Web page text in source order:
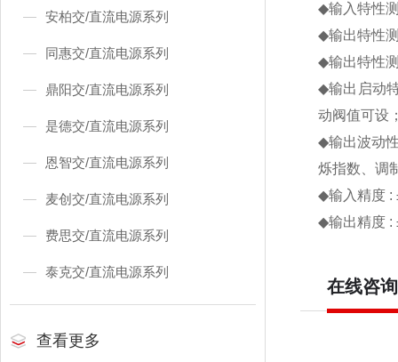
安柏交/直流电源系列
同惠交/直流电源系列
鼎阳交/直流电源系列
是德交/直流电源系列
恩智交/直流电源系列
麦创交/直流电源系列
费思交/直流电源系列
泰克交/直流电源系列
查看更多
◆输入特性
◆输出特性
◆输出特性
◆输出启动
动阀值可设
◆输出波动
烁指数、调
◆输入精度 :
◆输出精度 :
在线咨询